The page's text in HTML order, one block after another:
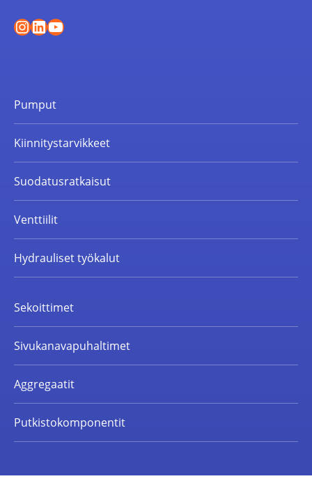
Instagram
LinkedIn
YouTube
Pumput
Kiinnitystarvikkeet
Suodatusratkaisut
Venttiilit
Hydrauliset työkalut
Sekoittimet
Sivukanavapuhaltimet
Aggregaatit
Putkistokomponentit